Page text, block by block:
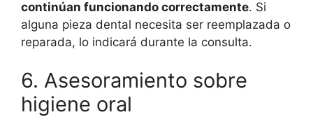
continúan funcionando correctamente. Si
alguna pieza dental necesita ser reemplazada o
reparada, lo indicará durante la consulta.
6. Asesoramiento sobre
higiene oral